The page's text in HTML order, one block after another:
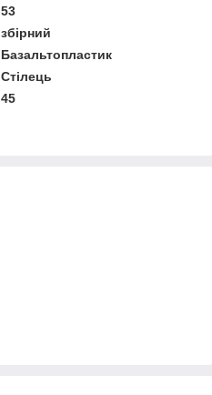
53
збірний
Базальтопластик
Стілець
45